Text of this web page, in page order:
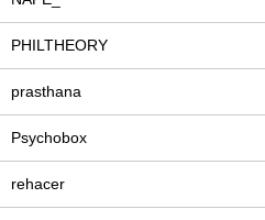
PHILTHEORY
prasthana
Psychobox
rehacer